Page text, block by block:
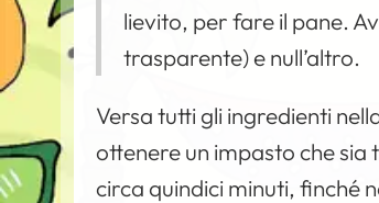
lievito, per fare il pane.
trasparente) e null’altro.
Versa tutti gli ingredienti
ottenere un impasto che
circa quindici minuti, finché